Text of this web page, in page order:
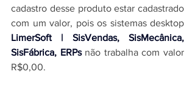
cadastro desse produto estar cadastrado
com um valor, pois os
LimerSoft | SisVendas, SisMecânica,
SisFábrica, ERPs não trabalha com valor
R$0,00.